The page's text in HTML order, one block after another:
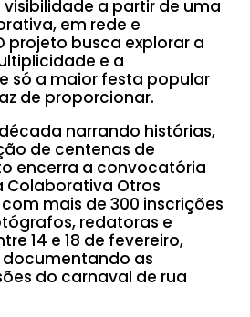
a partir de uma
em rede e
projeto busca explorar a
e a
só a maior festa popular
de proporcionar.
narrando histórias,
de centenas de
encerra a convocatória
Colaborativa Otros
mais de 300 inscrições
redatoras e
14 e 18 de fevereiro,
documentando as
do carnaval de rua